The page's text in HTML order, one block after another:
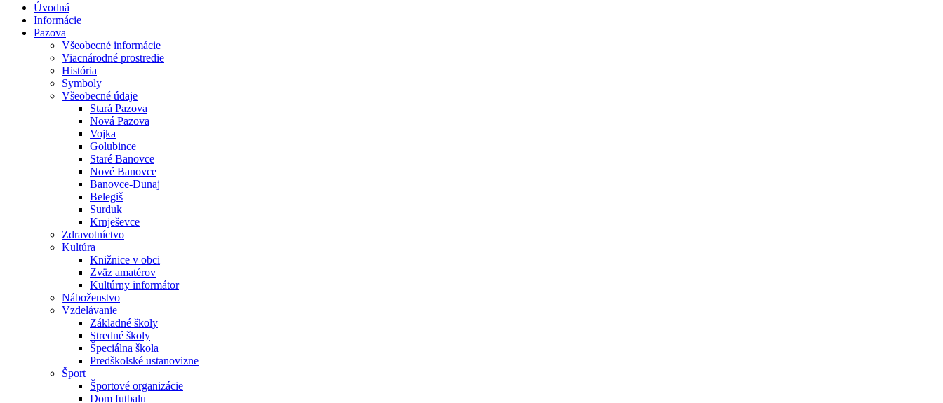
Úvodná
Informácie
Pazova
Všeobecné informácie
Viacnárodné prostredie
História
Symboly
Všeobecné údaje
Stará Pazova
Nová Pazova
Vojka
Golubince
Staré Banovce
Nové Banovce
Banovce-Dunaj
Belegiš
Surduk
Krnješevce
Zdravotníctvo
Kultúra
Knižnice v obci
Zväz amatérov
Kultúrny informátor
Náboženstvo
Vzdelávanie
Základné školy
Stredné školy
Špeciálna škola
Predškolské ustanovizne
Šport
Športové organizácie
Dom futbalu